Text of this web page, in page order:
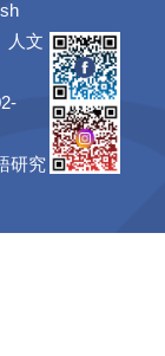
文
研究